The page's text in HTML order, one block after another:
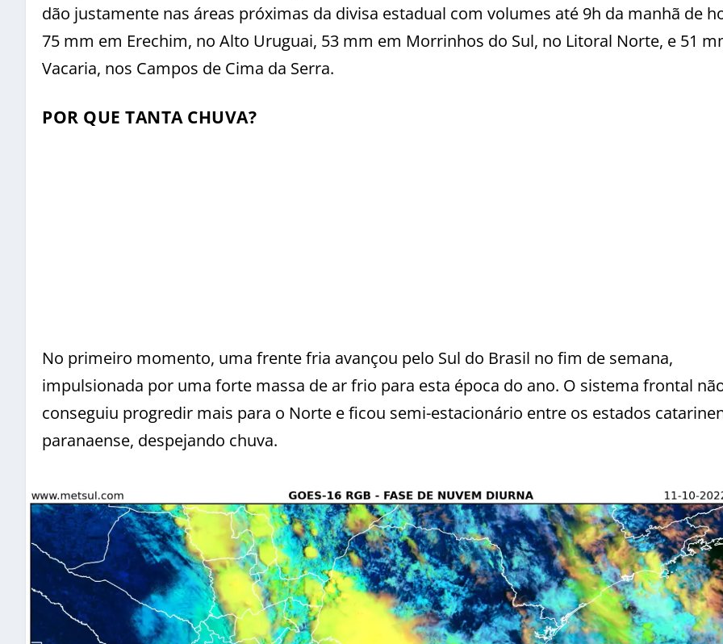
dão justamente nas áreas próximas da divisa estadual com volumes até 9h da manhã de
75 mm em Erechim, no Alto Uruguai, 53 mm em Morrinhos do Sul, no Litoral Norte, e 51
Vacaria, nos Campos de Cima da Serra.
POR QUE TANTA CHUVA?
No primeiro momento, uma frente fria avançou pelo Sul do Brasil no fim de semana,
impulsionada por uma forte massa de ar frio para esta época do ano. O sistema frontal
conseguiu progredir mais para o Norte e ficou semi-estacionário entre os estados
paranaense, despejando chuva.